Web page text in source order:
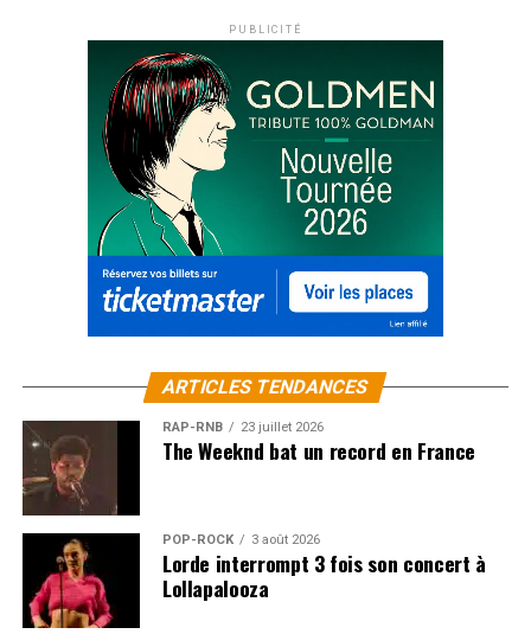
PUBLICITÉ
ARTICLES TENDANCES
RAP-RNB 23 juillet 2026
The Weeknd bat un record en France
POP-ROCK 3 août 2026
Lorde interrompt 3 fois son concert à
Lollapalooza